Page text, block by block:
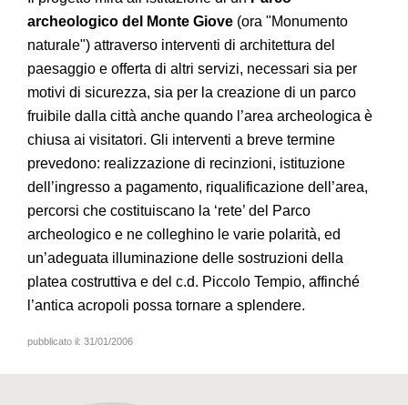
archeologico del Monte Giove (ora "Monumento
naturale") attraverso interventi di architettura del
paesaggio e offerta di altri servizi, necessari sia per
motivi di sicurezza, sia per la creazione di un parco
fruibile dalla città anche quando l’area archeologica è
chiusa ai visitatori. Gli interventi a breve termine
prevedono: realizzazione di recinzioni, istituzione
dell’ingresso a pagamento, riqualificazione dell’area,
percorsi che costituiscano la ‘rete’ del Parco
archeologico e ne colleghino le varie polarità, ed
un’adeguata illuminazione delle sostruzioni della
platea costruttiva e del c.d. Piccolo Tempio, affinché
l’antica acropoli possa tornare a splendere.
pubblicato il: 31/01/2006